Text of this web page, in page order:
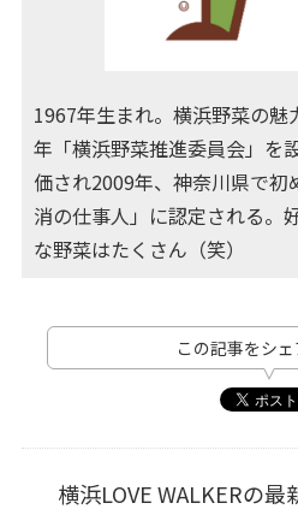
1967年生まれ。横浜野菜の魅
年「横浜野菜推進委員会」を
価され2009年、神奈川県で
消の仕事人」に認定される。
な野菜はたくさん（笑）
この記事をシ
横浜LOVE WALKERの